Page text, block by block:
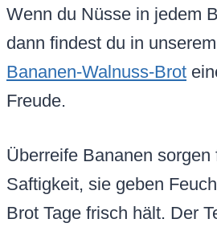
Wenn du Nüsse in jedem
dann findest du in unserem
Bananen-Walnuss-Brot
Freude.
Überreife Bananen
Saftigkeit, sie geben
Brot Tage frisch hält. Der